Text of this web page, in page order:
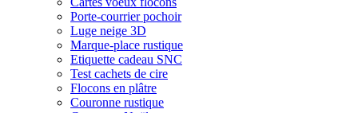
Porte-courrier pochoir
Luge neige 3D
Marque-place rustique
Etiquette cadeau SNC
Test cachets de cire
Flocons en plâtre
Couronne rustique